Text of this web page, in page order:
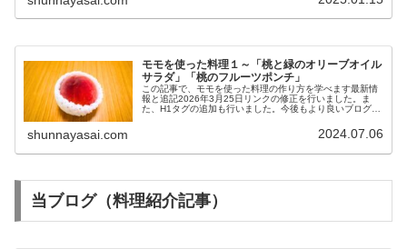
モモを使った料理１～「桃と緑のオリーブオイル
サラダ」「桃のフルーツポンチ」
この記事で、モモを使った料理の作り方を学べます最新情
報と追記2026年3月25日リンクの修正を行いました。ま
た、H1タグの追加も行いました。今後もより良いブログを
shunnayasai.com 2024.07.06
当ブログ（料理紹介記事）